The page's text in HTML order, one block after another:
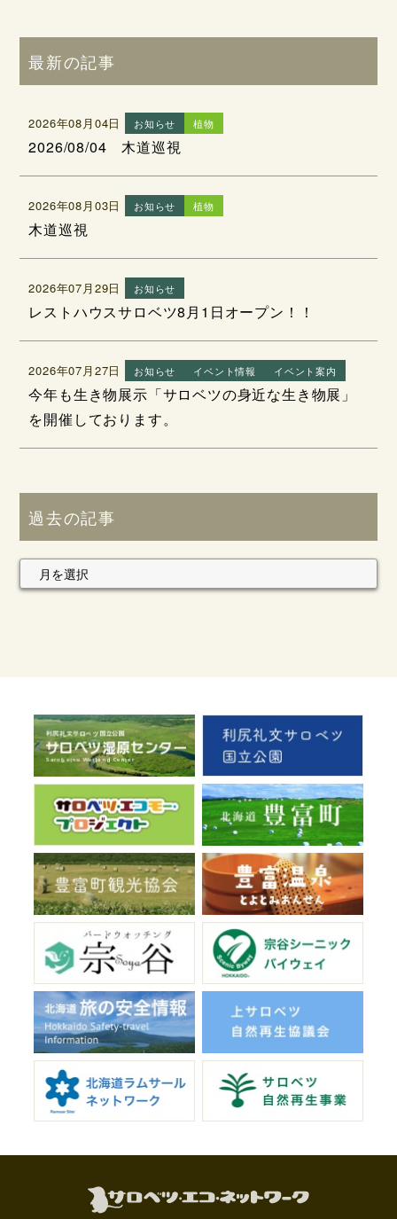
最新の記事
2026年08月04日 お知らせ 植物
2026/08/04 木道巡視
2026年08月03日 お知らせ 植物
木道巡視
2026年07月29日 お知らせ
レストハウスサロベツ8月1日オープン！！
2026年07月27日 お知らせ イベント情報 イベント案内
今年も生き物展示「サロベツの身近な生き物展」
を開催しております。
過去の記事